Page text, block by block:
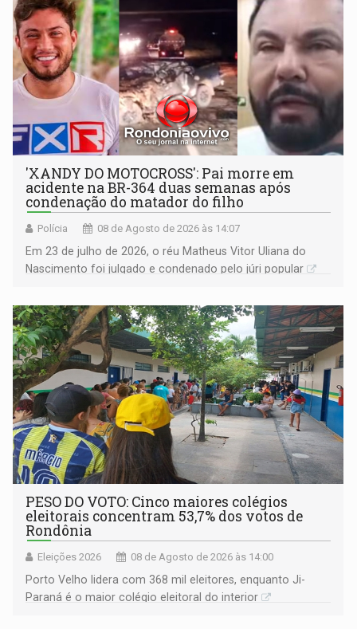
'XANDY DO MOTOCROSS': Pai morre em
acidente na BR-364 duas semanas após
condenação do matador do filho
Polícia 08 de Agosto de 2026 às 14:07
Em 23 de julho de 2026, o réu Matheus Vitor Uliana do
Nascimento foi julgado e condenado pelo júri popular
PESO DO VOTO: Cinco maiores colégios
eleitorais concentram 53,7% dos votos de
Rondônia
Eleições 2026 08 de Agosto de 2026 às 14:00
Porto Velho lidera com 368 mil eleitores, enquanto Ji-
Paraná é o maior colégio eleitoral do interior